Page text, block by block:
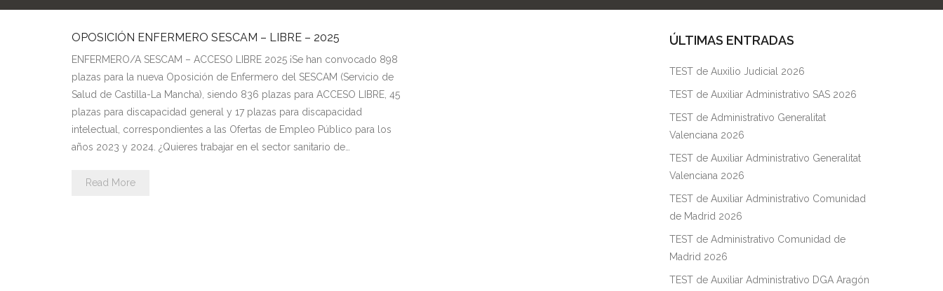
OPOSICIÓN ENFERMERO SESCAM – LIBRE – 2025
ENFERMERO/A SESCAM – ACCESO LIBRE 2025 ¡Se han convocado 898
plazas para la nueva Oposición de Enfermero del SESCAM (Servicio de
Salud de Castilla-La Mancha), siendo 836 plazas para ACCESO LIBRE, 45
plazas para discapacidad general y 17 plazas para discapacidad
intelectual, correspondientes a las Ofertas de Empleo Público para los
años 2023 y 2024. ¿Quieres trabajar en el sector sanitario de…
Read More
ÚLTIMAS ENTRADAS
TEST de Auxilio Judicial 2026
TEST de Auxiliar Administrativo SAS 2026
TEST de Administrativo Generalitat
Valenciana 2026
TEST de Auxiliar Administrativo Generalitat
Valenciana 2026
TEST de Auxiliar Administrativo Comunidad
de Madrid 2026
TEST de Administrativo Comunidad de
Madrid 2026
TEST de Auxiliar Administrativo DGA Aragón